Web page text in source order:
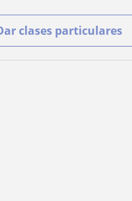
clases particulares